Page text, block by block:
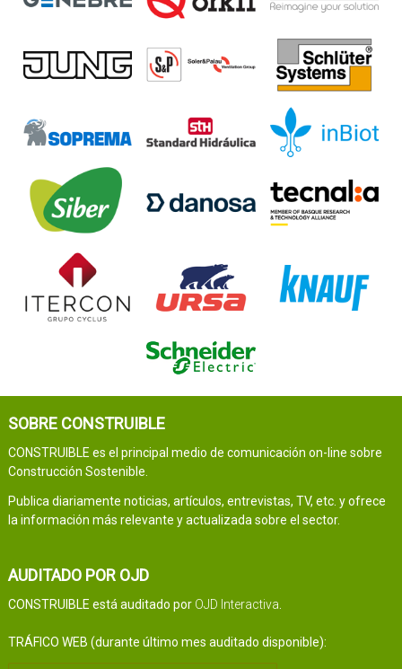
SOBRE CONSTRUIBLE
CONSTRUIBLE es el principal medio de comunicación on-line sobre
Construcción Sostenible.
Publica diariamente noticias, artículos, entrevistas, TV, etc. y ofrece
la información más relevante y actualizada sobre el sector.
AUDITADO POR OJD
CONSTRUIBLE está auditado por OJD Interactiva
TRÁFICO WEB (durante último mes auditado disponible):